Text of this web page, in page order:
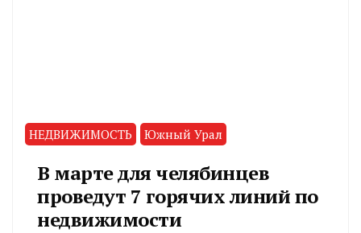
НЕДВИЖИМОСТЬ Южный Урал
В марте для челябинцев
проведут 7 горячих линий по
недвижимости